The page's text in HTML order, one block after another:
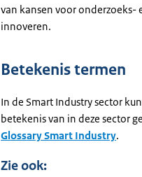
van kansen voor
innoveren.
Betekenis termen
In de Smart Industry sector
betekenis van in deze sector
Glossary Smart Industry.
Zie ook: